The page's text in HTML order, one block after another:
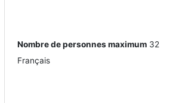
Nombre de personnes maximum 32
Français